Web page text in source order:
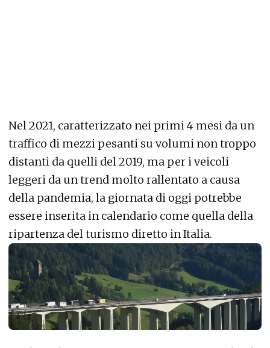
Nel 2021, caratterizzato nei primi 4 mesi da un
traffico di mezzi pesanti su volumi non troppo
distanti da quelli del 2019, ma per i veicoli
leggeri da un trend molto rallentato a causa
della pandemia, la giornata di oggi potrebbe
essere inserita in calendario come quella della
ripartenza del turismo diretto in Italia.